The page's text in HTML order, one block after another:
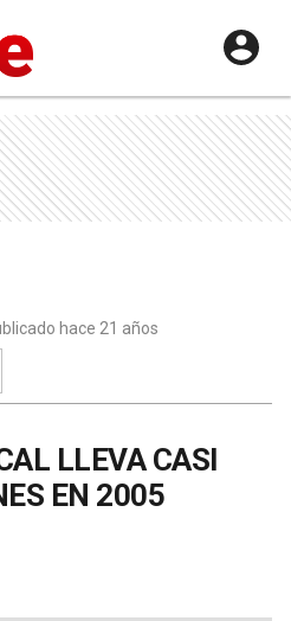
hace 21 años
LLEVA CASI
EN 2005